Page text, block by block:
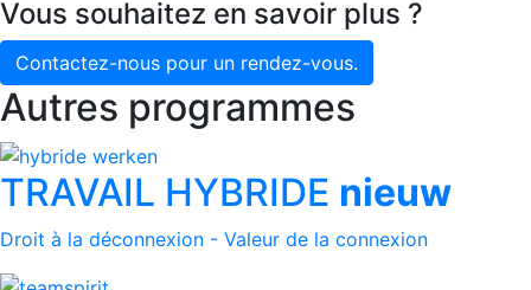
Vous souhaitez en savoir plus ?
Contactez-nous pour un rendez-vous.
Autres programmes
TRAVAIL HYBRIDE nieuw
Droit à la déconnexion - Valeur de la connexion